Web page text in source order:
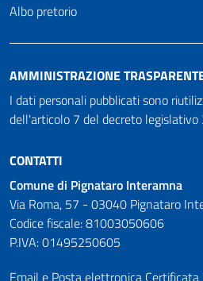
Albo pretorio
AMMINISTRAZIONE
I dati personali pubblicati sono
dell'articolo 7 del decreto
CONTATTI
Comune di Pignataro Interamna
Via Roma, 57 - 03040 Pignataro
Codice fiscale: 81003050606
P.IVA: 01495250605
Email e Posta elettronica Certificata